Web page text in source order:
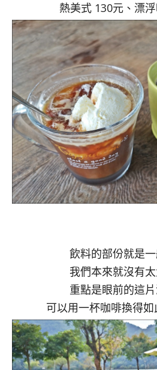
熱美式 130元、漂
飲料的部份就是
我們本來就沒有
重點是眼前的這
可以用一杯咖啡換得